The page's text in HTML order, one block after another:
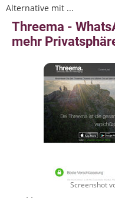
Alternative mit ...
Threema -
mehr
Screenshot